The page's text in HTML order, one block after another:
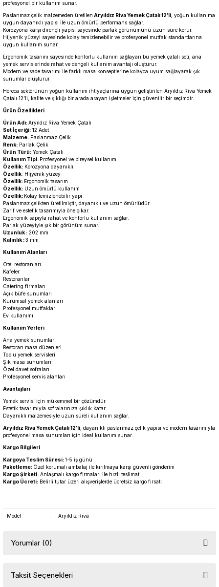
profesyonel bir kullanım sunar.
Paslanmaz çelik malzemeden üretilen Aryıldız Riva Yemek Çatalı 12’li, yoğun kullanıma
uygun dayanıklı yapısı ile uzun ömürlü performans sağlar.
Korozyona karşı dirençli yapısı sayesinde parlak görünümünü uzun süre korur.
Hijyenik yüzeyi sayesinde kolay temizlenebilir ve profesyonel mutfak standartlarına
uygun kullanım sunar.
Ergonomik tasarımı sayesinde konforlu kullanım sağlayan bu yemek çatalı seti, ana
yemek servislerinde rahat ve dengeli kullanım avantajı oluşturur.
Modern ve sade tasarımı ile farklı masa konseptlerine kolayca uyum sağlayarak şık
sunumlar oluşturur.
Horeca sektörünün yoğun kullanım ihtiyaçlarına uygun geliştirilen Aryıldız Riva Yemek
Çatalı 12’li, kalite ve şıklığı bir arada arayan işletmeler için güvenilir bir seçimdir.
Ürün Özellikleri
Ürün Adı:Aryıldız Riva Yemek Çatalı
Set İçeriği: 12 Adet
Malzeme: Paslanmaz Çelik
Renk: Parlak Çelik
Ürün Türü: Yemek Çatalı
Kullanım Tipi: Profesyonel ve bireysel kullanım
Özellik: Korozyona dayanıklı
Özellik: Hijyenik yüzey
Özellik: Ergonomik tasarım
Özellik: Uzun ömürlü kullanım
Özellik: Kolay temizlenebilir yapı
Paslanmaz çelikten üretilmiştir, dayanıklı ve uzun ömürlüdür.
Zarif ve estetik tasarımıyla öne çıkar.
Ergonomik sapıyla rahat ve konforlu kullanım sağlar.
Parlak yüzeyiyle şık bir görünüm sunar.
Uzunluk : 202 mm
Kalınlık :3 mm
Kullanım Alanları
Otel restoranları
Kafeler
Restoranlar
Catering firmaları
Açık büfe sunumları
Kurumsal yemek alanları
Profesyonel mutfaklar
Ev kullanımı
Kullanım Yerleri
Ana yemek sunumları
Restoran masa düzenleri
Toplu yemek servisleri
Şık masa sunumları
Özel davet sofraları
Profesyonel servis alanları
Avantajları
Yemek servisi için mükemmel bir çözümdür.
Estetik tasarımıyla sofralarınıza şıklık katar.
Dayanıklı malzemesiyle uzun süreli kullanım sağlar.
Aryıldız Riva Yemek Çatalı 12’li , dayanıklı paslanmaz çelik yapısı ve modern tasarımıyla
profesyonel masa sunumları için ideal kullanım sunar.
Kargo Bilgileri
Kargoya Teslim Süresi:1-5 iş günü
Paketleme: Özel korumalı ambalaj ile kırılmaya karşı güvenli gönderim
Kargo Şirketi: Anlaşmalı kargo firmaları ile hızlı teslimat
Kargo Ücreti: Belirli tutar üzeri alışverişlerde ücretsiz kargo fırsatı
Model : Aryıldız Riva
Yorumlar (0)
Taksit Seçenekleri